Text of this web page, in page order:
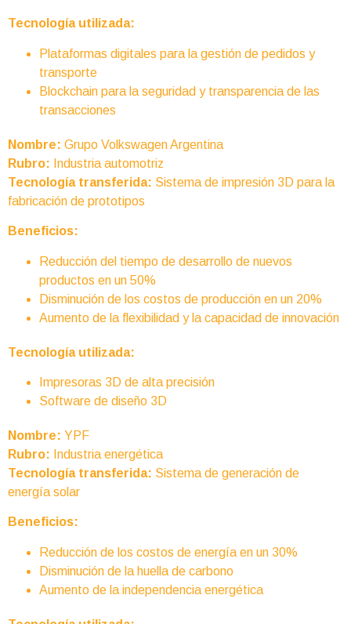
Tecnología utilizada:
Plataformas digitales para la gestión de pedidos y
transporte
Blockchain para la seguridad y transparencia de las
transacciones
Nombre: Grupo Volkswagen Argentina
Rubro: Industria automotriz
Tecnología transferida: Sistema de impresión 3D para la
fabricación de prototipos
Beneficios:
Reducción del tiempo de desarrollo de nuevos
productos en un 50%
Disminución de los costos de producción en un 20%
Aumento de la flexibilidad y la capacidad de innovación
Tecnología utilizada:
Impresoras 3D de alta precisión
Software de diseño 3D
Nombre: YPF
Rubro: Industria energética
Tecnología transferida: Sistema de generación de
energía solar
Beneficios:
Reducción de los costos de energía en un 30%
Disminución de la huella de carbono
Aumento de la independencia energética